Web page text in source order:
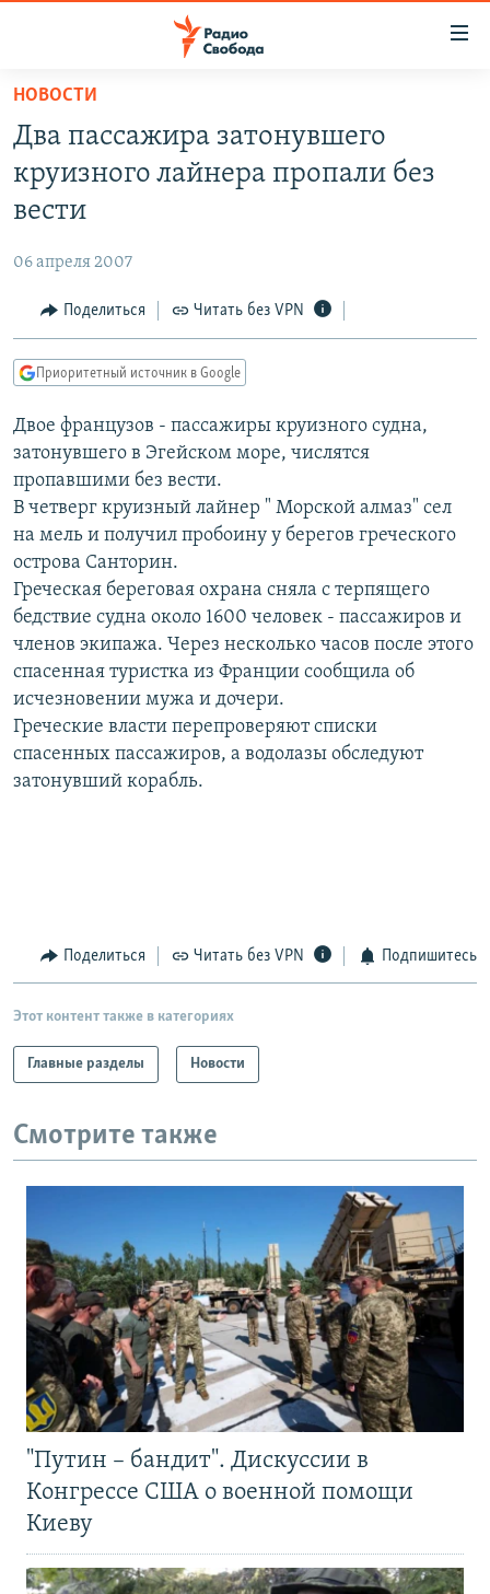
упрощенного
доступа
основному
Вернутся
Вернутся
поиску
ПОДКАСТЫ
АВТОРСКИЕ ПРОЕКТЫ
МНЕНИЯ
КУЛЬТУРА
КАВКАЗ.РЕАЛИИ
СЕВЕР.РЕАЛИИ
СИБИРЬ.РЕАЛИИ
РАСПИСАНИЕ ВЕЩАНИЯ
ПОДПИШИТЕСЬ НА РАССЫЛКУ
СОЦИАЛЬНЫЕ СЕТИ
Все сайты РСЕ/РС
НОВОСТИ
Два пассажира затонувшего
круизного лайнера пропали без
вести
06 апреля 2007
Поделиться Читать без VPN
Приоритетный источник в Google
Двое французов - пассажиры круизного судна,
затонувшего в Эгейском море, числятся
пропавшими без вести.
В четверг круизный лайнер " Морской алмаз" сел
на мель и получил пробоину у берегов греческого
острова Санторин.
Греческая береговая охрана сняла с терпящего
бедствие судна около 1600 человек - пассажиров и
членов экипажа. Через несколько часов после этого
спасенная туристка из Франции сообщила об
исчезновении мужа и дочери.
Греческие власти перепроверяют списки
спасенных пассажиров, а водолазы обследуют
затонувший корабль.
Поделиться Читать без VPN Подпишитесь
Этот контент также в категориях
Главные разделы Новости
Смотрите также
"Путин – бандит". Дискуссии в
Конгрессе США о военной помощи
Киеву